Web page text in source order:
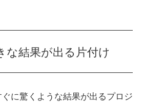
な結果が出る片付け
に驚くような結果が出るプロジ